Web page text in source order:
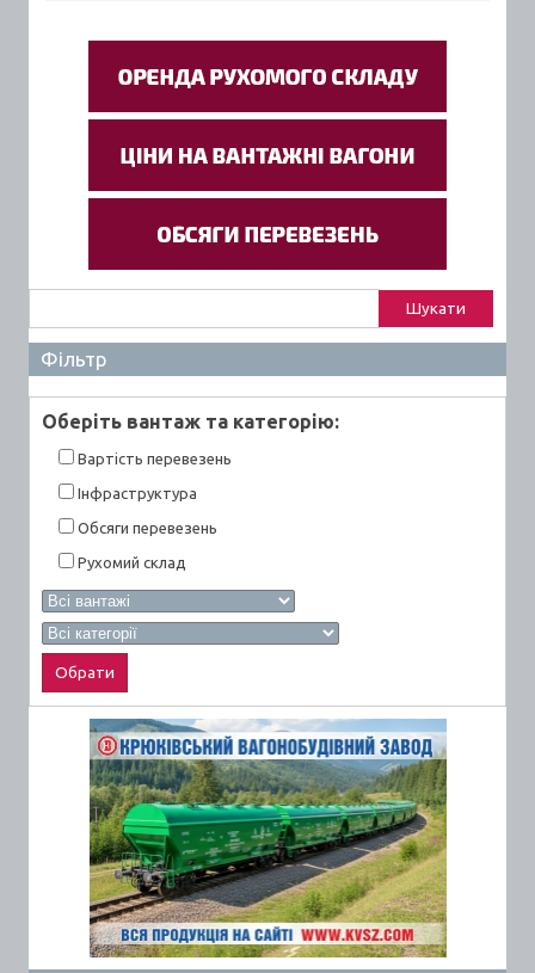
Фільтр
Оберiть вантаж та категорiю:
Вартiсть перевезень
Інфраструктура
Обсяги перевезень
Рухомий склад